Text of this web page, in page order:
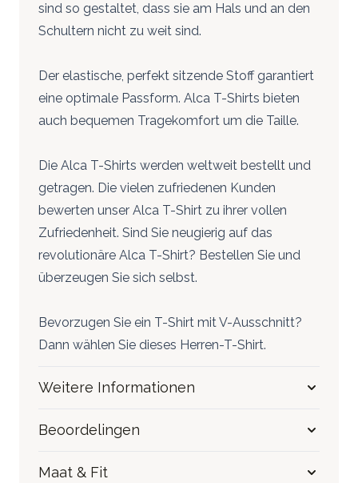
sind so gestaltet, dass sie am Hals und an den
Schultern nicht zu weit sind.
Der elastische, perfekt sitzende Stoff garantiert
eine optimale Passform. Alca T-Shirts bieten
auch bequemen Tragekomfort um die Taille.
Die Alca T-Shirts werden weltweit bestellt und
getragen. Die vielen zufriedenen Kunden
bewerten unser Alca T-Shirt zu ihrer vollen
Zufriedenheit. Sind Sie neugierig auf das
revolutionäre Alca T-Shirt? Bestellen Sie und
überzeugen Sie sich selbst.
Bevorzugen Sie ein T-Shirt mit V-Ausschnitt?
Dann wählen Sie dieses Herren-T-Shirt.
Weitere Informationen
Beoordelingen
Maat & Fit